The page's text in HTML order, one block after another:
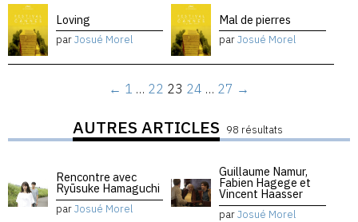
Loving
parJosué Morel
Mal de pierres
parJosué Morel
← 1 … 22 23 24 … 27 →
AUTRES ARTICLES 98 résultats
Rencontre avec
Ryūsuke Hamaguchi
parJosué Morel
Guillaume Namur,
Fabien Hagege et
Vincent Haasser
parJosué Morel